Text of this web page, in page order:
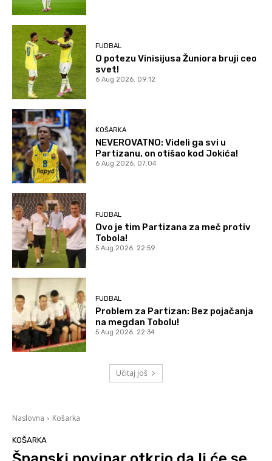
FUDBAL
O potezu Vinisijusa Žuniora bruji ceo
svet!
6 Aug 2026. 09:12
KOŠARKA
NEVEROVATNO: Videli ga svi u
Partizanu, on otišao kod Jokića!
6 Aug 2026. 07:04
FUDBAL
Ovo je tim Partizana za meč protiv
Tobola!
5 Aug 2026. 22:59
FUDBAL
Problem za Partizan: Bez pojačanja
na megdan Tobolu!
5 Aug 2026. 22:34
Učitaj još